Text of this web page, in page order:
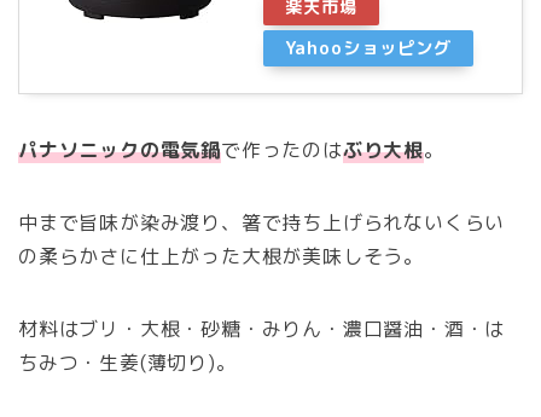
楽天市場
Yahooショッピング
パナソニックの電気鍋で作ったのはぶり大根。
中まで旨味が染み渡り、箸で持ち上げられないくらい
の柔らかさに仕上がった大根が美味しそう。
材料はブリ・大根・砂糖・みりん・濃口醤油・酒・は
ちみつ・生姜(薄切り)。